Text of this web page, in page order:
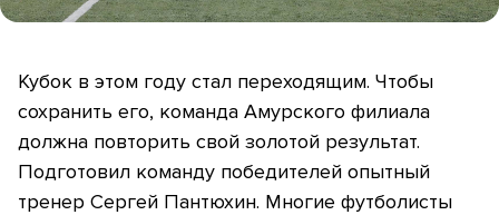
Кубок в этом году стал переходящим. Чтобы
сохранить его, команда Амурского филиала
должна повторить свой золотой результат.
Подготовил команду победителей опытный
тренер Сергей Пантюхин. Многие футболисты